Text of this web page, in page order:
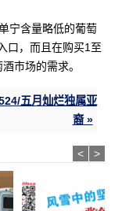
宁含量略低的葡萄
口，而且在购买1至
市场的需求。
五月灿烂独属亚
裔 »
< >